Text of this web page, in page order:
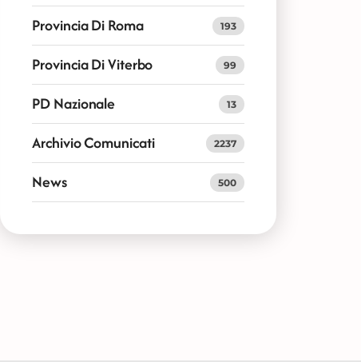
Provincia Di Roma 193
Provincia Di Viterbo 99
PD Nazionale 13
Archivio Comunicati 2237
News 500